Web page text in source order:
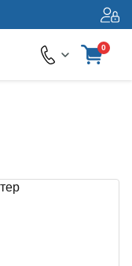
0